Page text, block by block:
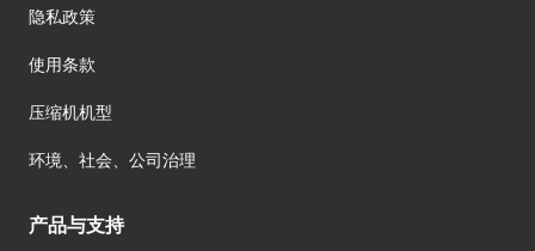
隐私政策
使用条款
压缩机机型
环境、社会、公司治理
产品与支持